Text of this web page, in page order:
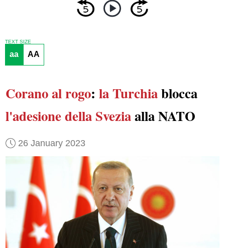
TEXT SIZE
aa AA
Corano al rogo: la Turchiablocca
l'adesione della Sveziaalla NATO
26 January 2023